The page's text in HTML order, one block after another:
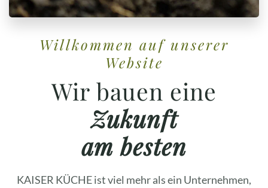
Willkommen auf unserer
Website
Wir bauen eine
Zukunft
am besten
KAISER KÜCHE ist viel mehr als ein Unternehmen,